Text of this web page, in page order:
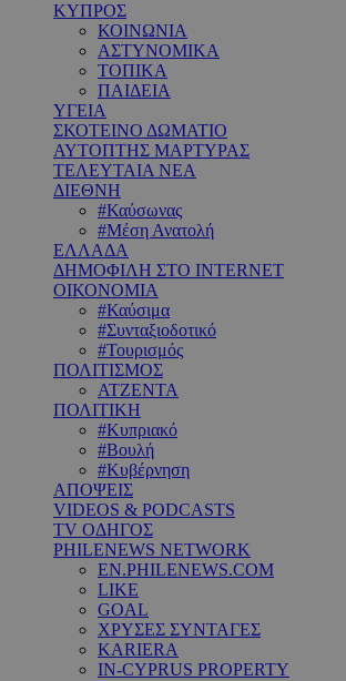
ΚΥΠΡΟΣ
ΚΟΙΝΩΝΙΑ
ΑΣΤΥΝΟΜΙΚΑ
ΤΟΠΙΚΑ
ΠΑΙΔΕΙΑ
ΥΓΕΙΑ
ΣΚΟΤΕΙΝΟ ΔΩΜΑΤΙΟ
ΑΥΤΟΠΤΗΣ ΜΑΡΤΥΡΑΣ
ΤΕΛΕΥΤΑΙΑ ΝΕΑ
ΔΙΕΘΝΗ
#Καύσωνας
#Μέση Ανατολή
ΕΛΛΑΔΑ
ΔΗΜΟΦΙΛΗ ΣΤΟ INTERNET
ΟΙΚΟΝΟΜΙΑ
#Καύσιμα
#Συνταξιοδοτικό
#Τουρισμός
ΠΟΛΙΤΙΣΜΟΣ
ΑΤΖΕΝΤΑ
ΠΟΛΙΤΙΚΗ
#Κυπριακό
#Βουλή
#Κυβέρνηση
ΑΠΟΨΕΙΣ
VIDEOS & PODCASTS
TV ΟΔΗΓΟΣ
PHILENEWS NETWORK
EN.PHILENEWS.COM
LIKE
GOAL
ΧΡΥΣΕΣ ΣΥΝΤΑΓΕΣ
KARIERA
IN-CYPRUS PROPERTY